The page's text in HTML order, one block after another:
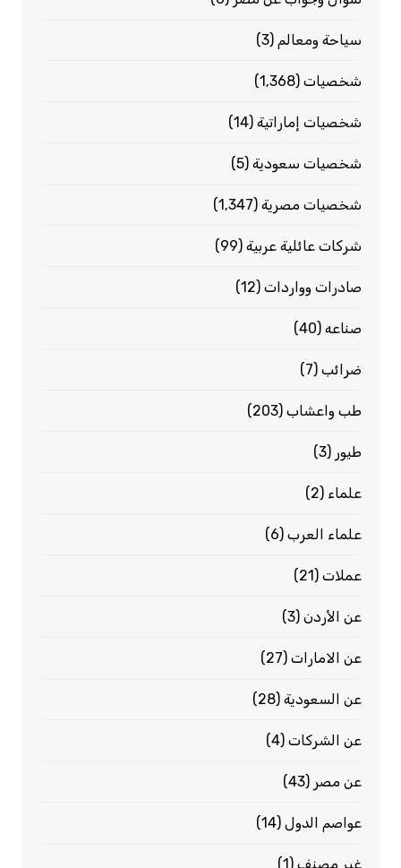
سياحة ومعالم (3)
شخصيات(1٬368)
شخصيات إماراتية(14)
شخصيات سعودية(5)
شخصيات مصرية(1٬347)
شركات عائلية عربية(99)
صادرات وواردات(12)
صناعه(40)
ضرائب(7)
طب واعشاب(203)
طيور (3)
علماء (2)
علماء العرب(6)
عملات(21)
عن الأردن(3)
عن الامارات(27)
عن السعودية(28)
عن الشركات(4)
عن مصر (43)
عواصم الدول(14)
غير مصنف(1)